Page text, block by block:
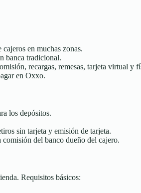
en muchas zonas.
banca tradicional.
recargas, remesas, tarjeta virtual y
en Oxxo.
los depósitos.
sin tarjeta y emisión de tarjeta.
del banco dueño del cajero.
Requisitos básicos: